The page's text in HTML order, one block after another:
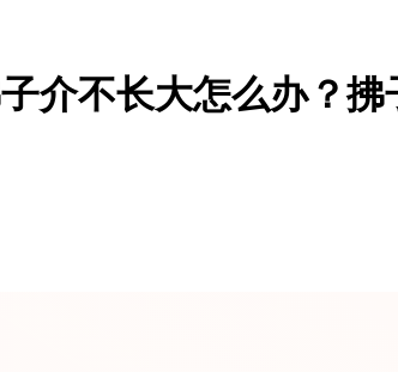
介不长大怎么办？